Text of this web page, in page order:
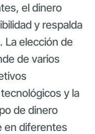
el dinero
y respalda
La elección de
de varios
y la
de dinero
en diferentes